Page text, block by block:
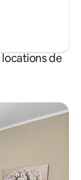
locations de